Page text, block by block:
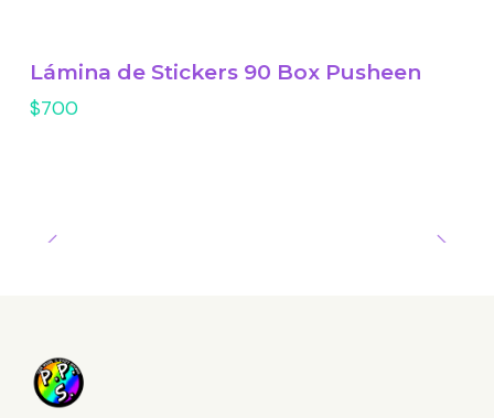
Lámina de Stickers 90 Box Pusheen
$700